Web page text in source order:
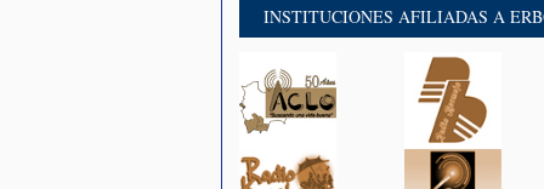
INSTITUCIONES AFILIADAS A